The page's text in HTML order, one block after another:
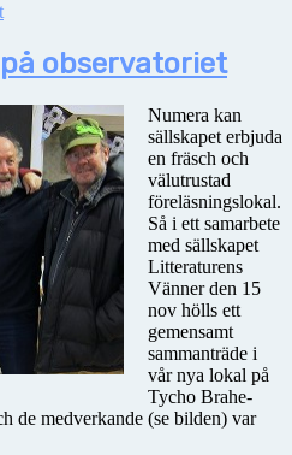
observatoriet
Numera kan
sällskapet erbjuda
en fräsch och
välutrustad
föreläsningslokal.
Så i ett samarbete
med sällskapet
Litteraturens
Vänner den 15
nov hölls ett
gemensamt
sammanträde i
vår nya lokal på
Tycho Brahe-
de medverkande (se bilden) var